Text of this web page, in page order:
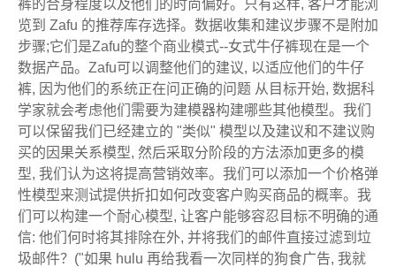
裤的合身程度以及他们的时尚偏好。只有这样, 客户才能浏
览到 Zafu 的推荐库存选择。数据收集和建议步骤不是附加
步骤;它们是Zafu的整个商业模式--女式牛仔裤现在是一个
数据产品。Zafu可以调整他们的建议, 以适应他们的牛仔
裤, 因为他们的系统正在问正确的问题 从目标开始, 数据科
学家就会考虑他们需要为建模器构建哪些其他模型。我们
可以保留我们已经建立的 "类似" 模型以及建议和不建议购
买的因果关系模型, 然后采取分阶段的方法添加更多的模
型, 我们认为这将提高营销效率。我们可以添加一个价格弹
性模型来测试提供折扣如何改变客户购买商品的概率。我
们可以构建一个耐心模型, 让客户能够容忍目标不明确的通
信: 他们何时将其排除在外, 并将我们的邮件直接过滤到垃
圾邮件？("如果 hulu 再给我看一次同样的狗食广告, 我就